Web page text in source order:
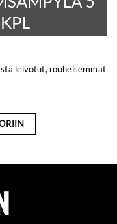
KPL
leivotut, rouheisemmat